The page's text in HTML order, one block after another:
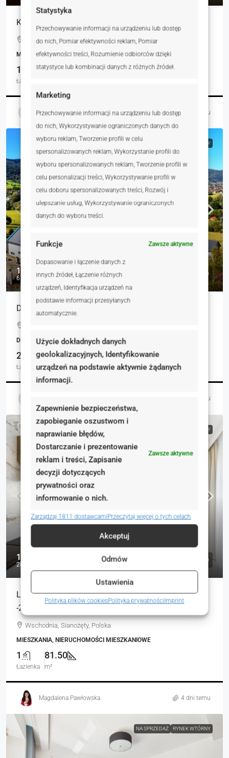
Statystyka
Przechowywanie informacji na urządzeniu lub dostęp
do nich, Pomiar efektywności reklam, Pomiar
efektywności treści, Rozumienie odbiorców dzięki
statystyce lub kombinacji danych z różnych źródeł.
Marketing
Przechowywanie informacji na urządzeniu lub dostęp
do nich, Wykorzystywanie ograniczonych danych do
wyboru reklam, Tworzenie profili w celu
spersonalizowanych reklam, Wykorzystanie profili do
wyboru spersonalizowanych reklam, Tworzenie profili w
celu personalizacji treści, Wykorzystywanie profili w
celu doboru spersonalizowanych treści, Rozwój i
ulepszanie usług, Wykorzystywanie ograniczonych
danych do wyboru treści.
Funkcje Zawsze aktywne
Dopasowanie i łączenie danych z
innych źródeł, Łączenie różnych
urządzeń, Identyfikacja urządzeń na
podstawie informacji przesyłanych
automatycznie.
Użycie dokładnych danych
geolokalizacyjnych, Identyfikowanie
urządzeń na podstawie aktywnie żądanych
informacji.
Zapewnienie bezpieczeństwa,
zapobieganie oszustwom i
naprawianie błędów,
Dostarczanie i prezentowanie
reklam i treści, Zapisanie
decyzji dotyczących
prywatności oraz
informowanie o nich.
Zawsze aktywne
Zarządzaj 1811 dostawcamiPrzeczytaj więcej o tych celach
Akceptuj
Odmów
Ustawienia
Polityka plików cookiesPolityka prywatnościImprint
Komfortowe mieszkanie do wynajęcia, M-4
Stefana Batorego, Bytom, Polska
MIESZKANIA, NIERUCHOMOŚCI MIESZKANIOWE
1
Łazienka
117.00
Magdalena Ochabska-Lechwar 4 dni temu
NA SPRZEDAŻ RYNEK PIERWOTNY
1 400 000 zł
6 568 zł
Dom wolnostojący
DOMY, NIERUCHOMOŚCI MIESZKANIOWE
2
Łazienki
2
Garaże
213.14
m²
4 dni temu
RYNEK PIERWOTNY
1 699 900 zł
20 858 zł
Luksusowy apartament XXL 81m², 200m morze,
-23%VAT
Wschodnia, Sianożęty, Polska
MIESZKANIA, NIERUCHOMOŚCI MIESZKANIOWE
1
Łazienka
81.50
m²
Magdalena Pawłowska 4 dni temu
NA SPRZEDAŻ RYNEK WTÓRNY